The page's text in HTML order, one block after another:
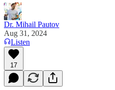
Dr. Mihail Pautov
Aug 31, 2024
Listen
17